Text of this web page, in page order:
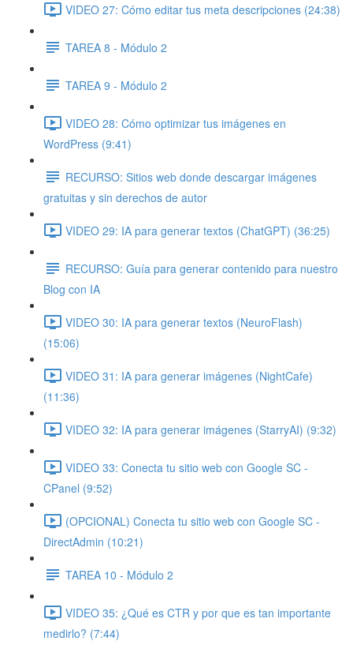
VIDEO 27: Cómo editar tus meta descripciones (24:38)
TAREA 8 - Módulo 2
TAREA 9 - Módulo 2
VIDEO 28: Cómo optimizar tus imágenes en
WordPress (9:41)
RECURSO: Sitios web donde descargar imágenes
gratuitas y sin derechos de autor
VIDEO 29: IA para generar textos (ChatGPT) (36:25)
RECURSO: Guía para generar contenido para nuestro
Blog con IA
VIDEO 30: IA para generar textos (NeuroFlash)
(15:06)
VIDEO 31: IA para generar imágenes (NightCafe)
(11:36)
VIDEO 32: IA para generar imágenes (StarryAI) (9:32)
VIDEO 33: Conecta tu sitio web con Google SC -
CPanel (9:52)
(OPCIONAL) Conecta tu sitio web con Google SC -
DirectAdmin (10:21)
TAREA 10 - Módulo 2
VIDEO 35: ¿Qué es CTR y por que es tan importante
medirlo? (7:44)